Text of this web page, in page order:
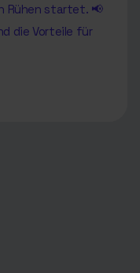
Rühen startet. 📢
die Vorteile für